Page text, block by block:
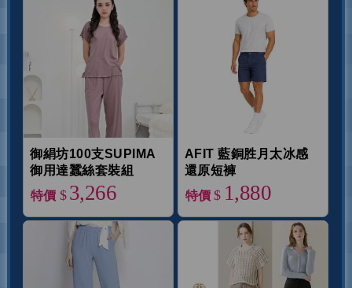
御絹坊100支SUPIMA
御用達蠶絲套裝組
特價 $ 3,266
AFIT 藍銅胜月太冰感
還原短褲
特價 $ 1,880